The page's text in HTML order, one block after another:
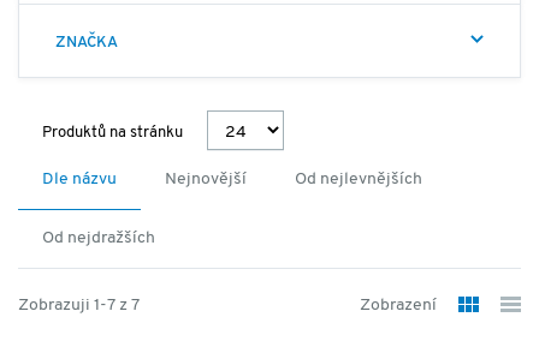
popřípadě odkyselení organizmu a posílení imunitního
systému. Všechny produkty jsou GMO free. Adresa:
ForActiv.cz, s.r.o., Plotní 75, 602 00, Brno
ZNAČKA
Produktů na stránku
Dle názvu Nejnovější Od nejlevnějších
Od nejdražších
Zobrazuji 1-7 z 7 Zobrazení